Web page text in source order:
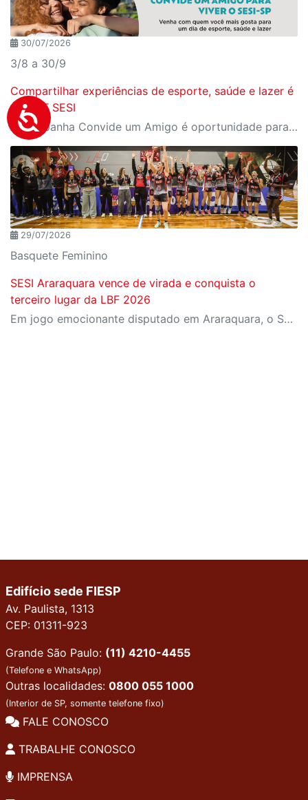
30/07/2026
3/8 a 30/9
Compartilhar experiências de esporte, saúde e lazer é
no CAT SESI
A campanha Convide um Amigo é oportunidade para reunir amigos para aproveitar juntos toda estrutura da unidade SESI-SP mais próxima. Os benefícios para clientes e convidados estão no regulamento
29/07/2026
Basquete Feminino
SESI Araraquara vence de virada e conquista o
terceiro lugar da LBF 2026
Em jogo emocionante disputado em Araraquara, o SESI Araraquara Basquete superou um déficit de quase 20 pontos, contou com o apoio massivo da torcida e derrotou o Cerrado BRB por 77 a 71, conquistando o terceiro lugar da LBF Loterias Caixa 2026
Edifício sede FIESP
Av. Paulista, 1313
CEP: 01311-923
Grande São Paulo: (11) 4210-4455
(Telefone e WhatsApp)
Outras localidades: 0800 055 1000
(Interior de SP, somente telefone fixo)
FALE CONOSCO
TRABALHE CONOSCO
IMPRENSA